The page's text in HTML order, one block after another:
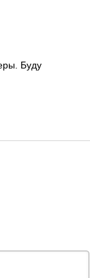
Буду